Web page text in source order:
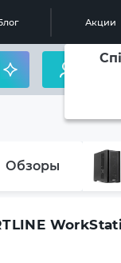
Акции
Обзоры